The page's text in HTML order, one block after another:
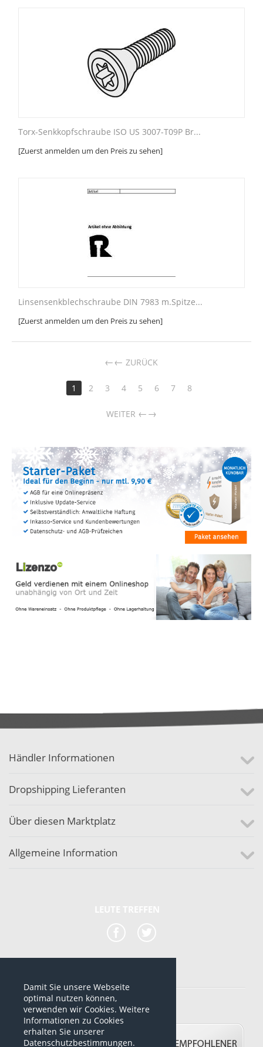
Torx-Senkkopfschraube ISO US 3007-T09P Br...
[Zuerst anmelden um den Preis zu sehen]
Linsensenkblechschraube DIN 7983 m.Spitze...
[Zuerst anmelden um den Preis zu sehen]
← ZURÜCK
1 2 3 4 5 6 7 8
WEITER →
Händler Informationen
Dropshipping Lieferanten
Über diesen Marktplatz
Allgemeine Information
*alle Preise sind netto Preise
© 2012-2026 www.dropshipping-marktplatz.de
Damit Sie unsere Webseite
optimal nutzen können,
verwenden wir Cookies. Weitere
Informationen zu Cookies
erhalten Sie unserer
Datenschutzbestimmungen.